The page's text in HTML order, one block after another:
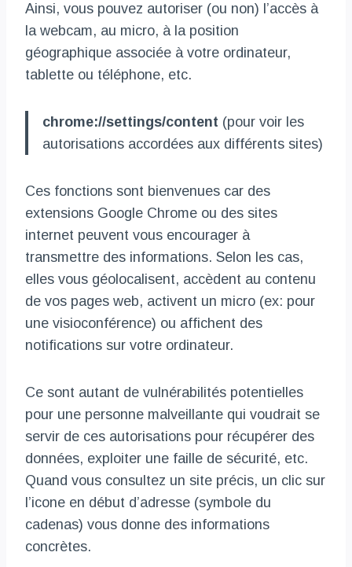
Ainsi, vous pouvez autoriser (ou non) l’accès à
la webcam, au micro, à la position
géographique associée à votre ordinateur,
tablette ou téléphone, etc.
chrome://settings/content (pour voir les
autorisations accordées aux différents sites)
Ces fonctions sont bienvenues car des
extensions Google Chrome ou des sites
internet peuvent vous encourager à
transmettre des informations. Selon les cas,
elles vous géolocalisent, accèdent au contenu
de vos pages web, activent un micro (ex: pour
une visioconférence) ou affichent des
notifications sur votre ordinateur.
Ce sont autant de vulnérabilités potentielles
pour une personne malveillante qui voudrait se
servir de ces autorisations pour récupérer des
données, exploiter une faille de sécurité, etc.
Quand vous consultez un site précis, un clic sur
l’icone en début d’adresse (symbole du
cadenas) vous donne des informations
concrètes.